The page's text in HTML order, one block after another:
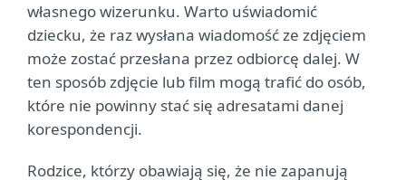
własnego wizerunku. Warto uświadomić
dziecku, że raz wysłana wiadomość ze zdjęciem
może zostać przesłana przez odbiorcę dalej. W
ten sposób zdjęcie lub film mogą trafić do osób,
które nie powinny stać się adresatami danej
korespondencji.
Rodzice, którzy obawiają się, że nie zapanują